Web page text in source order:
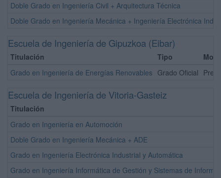
Doble Grado en Ingeniería Civil + Arquitectura Técnica
Doble Grado en Ingeniería Mecánica + Ingeniería Electrónica
Escuela de Ingeniería de Gipuzkoa (Eibar)
Titulación Tipo
Grado en Ingeniería de Energías Renovables Grado Oficial
Escuela de Ingeniería de Vitoria-Gasteiz
Titulación
Grado en Ingeniería en Automoción
Doble Grado en Ingeniería Mecánica + ADE
Grado en Ingeniería Electrónica Industrial y Automática
Grado en Ingeniería Informática de Gestión y Sistemas de